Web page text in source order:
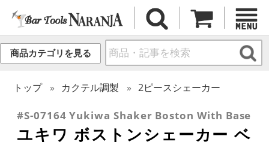
商品カテゴリを見る
トップ カクテル調製 2ピースシェーカー
#S-07164 Yukiwa Shaker Boston With Base
ユキワ ボストンシェーカー ベ